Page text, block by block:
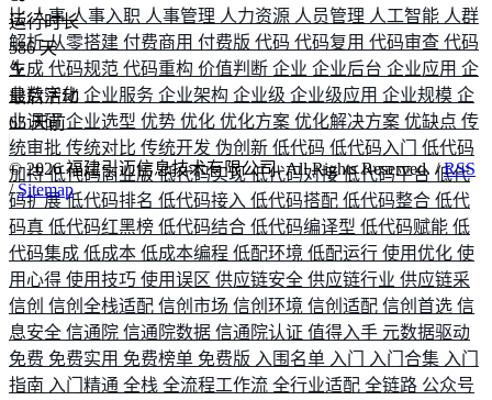
比人事人事入职 人事管理 人力资源 人员管理 人工智能 人群
解析从零搭建 付费商用 付费版 代码 代码复用 代码审查 代码
生成 代码规范 代码重构 价值判断 企业 企业后台 企业应用 企
业数字化 企业服务 企业架构 企业级 企业级应用 企业规模 企
业调研企业选型 优势 优化 优化方案 优化解决方案 优缺点 传
统审批 传统对比 传统开发 伪创新 低代码 低代码入门 低代码
加持低代码商业版低代码实现低代码对接低代码平台 低代
码扩展低代码排名 低代码接入 低代码搭配 低代码整合 低代
码真 低代码红黑榜 低代码结合 低代码编译型 低代码赋能 低
代码集成 低成本 低成本编程 低配环境 低配运行 使用优化 使
用心得 使用技巧 使用误区 供应链安全 供应链行业 供应链采
信创 信创全栈适配 信创市场 信创环境 信创适配 信创首选 信
息安全 信通院 信通院数据 信通院认证 值得入手 元数据驱动
免费 免费实用 免费榜单 免费版 入围名单 入门 入门合集 入门
指南 入门精通 全栈 全流程工作流 全行业适配 全链路 公众号
运行时长
586 天
最后活动
65 天前
©2026福建引迈信息技术有限公司. All Rights Reserved. /RSS
/Sitemap